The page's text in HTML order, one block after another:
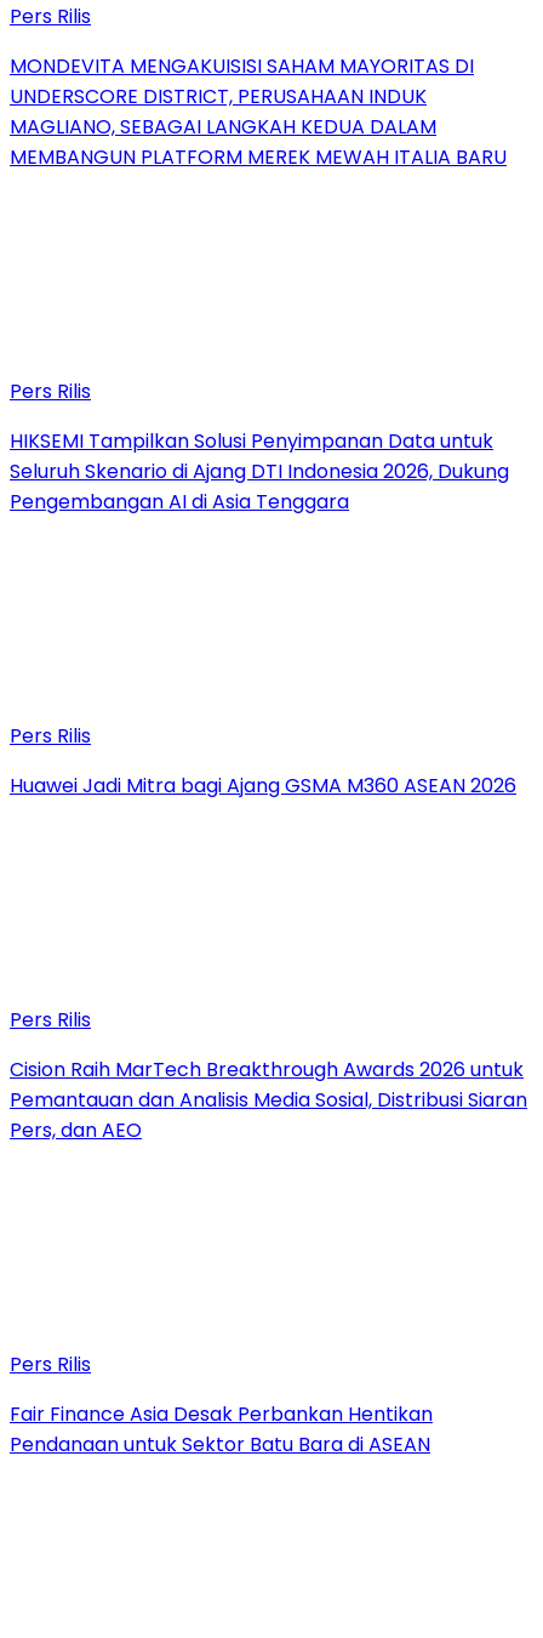
Pers Rilis
MONDEVITA MENGAKUISISI SAHAM MAYORITAS DI
UNDERSCORE DISTRICT, PERUSAHAAN INDUK
MAGLIANO, SEBAGAI LANGKAH KEDUA DALAM
MEMBANGUN PLATFORM MEREK MEWAH ITALIA BARU
Pers Rilis
HIKSEMI Tampilkan Solusi Penyimpanan Data untuk
Seluruh Skenario di Ajang DTI Indonesia 2026, Dukung
Pengembangan AI di Asia Tenggara
Pers Rilis
Huawei Jadi Mitra bagi Ajang GSMA M360 ASEAN 2026
Pers Rilis
Cision Raih MarTech Breakthrough Awards 2026 untuk
Pemantauan dan Analisis Media Sosial, Distribusi Siaran
Pers, dan AEO
Pers Rilis
Fair Finance Asia Desak Perbankan Hentikan
Pendanaan untuk Sektor Batu Bara di ASEAN